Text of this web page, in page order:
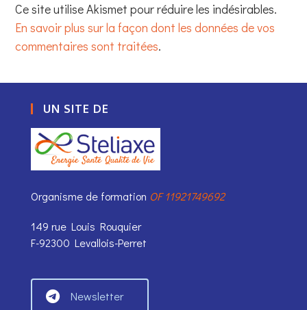
Ce site utilise Akismet pour réduire les indésirables.
En savoir plus sur la façon dont les données de vos
commentaires sont traitées.
UN SITE DE
Organisme de formation OF 11921749692
149 rue Louis Rouquier
F-92300 Levallois-Perret
Newsletter